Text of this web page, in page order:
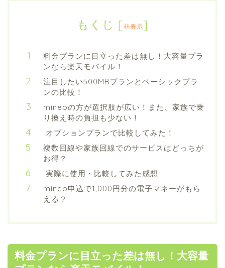
もくじ [非表示]
料金プランに目立った差は無し！大容量プラ
ンなら楽天モバイル！
注目したい500MBプランとベーシックプラ
ンの比較！
mineoの方が選択肢が広い！また、家族で乗
り換え時の負担も少ない！
オプションプランで比較してみた！
複数回線や家族回線でのサービスはどっちが
お得？
実際に使用・比較してみた感想
mineo申込で1,000円分の電子マネーがもら
える？
料金プランに目立った差は無し！大容量